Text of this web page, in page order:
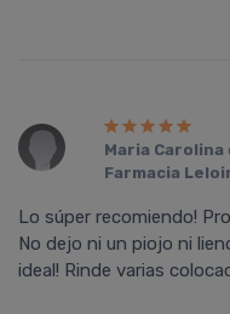
Maria Carolina
Farmacia
Lo súper recomiendo!
No dejo ni un piojo ni
ideal! Rinde varias